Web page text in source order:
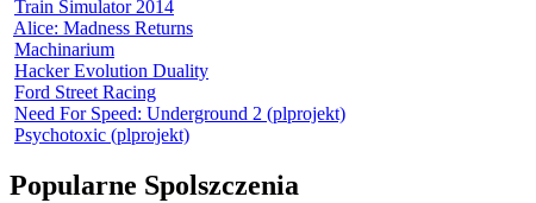
Train Simulator 2014
Alice: Madness Returns
Machinarium
Hacker Evolution Duality
Ford Street Racing
Need For Speed: Underground 2 (plprojekt)
Psychotoxic (plprojekt)
Popularne Spolszczenia